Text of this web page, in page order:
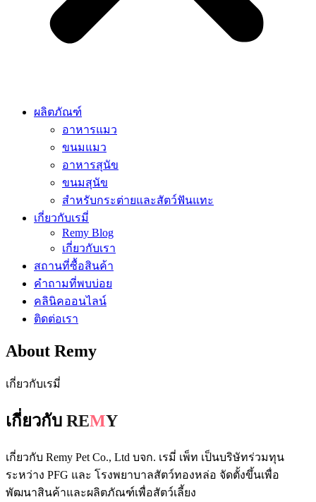
ผลิตภัณฑ์
อาหารแมว
ขนมแมว
อาหารสุนัข
ขนมสุนัข
สำหรับกระต่ายและสัตว์ฟันแทะ
เกี่ยวกับเรมี่
Remy Blog
เกี่ยวกับเรา
สถานที่ซื้อสินค้า
คำถามที่พบบ่อย
คลินิคออนไลน์
ติดต่อเรา
About Remy
เกี่ยวกับเรมี่
เกี่ยวกับ REMY
เกี่ยวกับ Remy Pet Co., Ltd บจก. เรมี่ เพ็ท เป็นบริษัทร่วมทุน
ระหว่าง PFG และ โรงพยาบาลสัตว์ทองหล่อ จัดตั้งขึ้นเพื่อ
พัฒนาสินค้าและผลิตภัณฑ์เพื่อสัตว์เลี้ยง